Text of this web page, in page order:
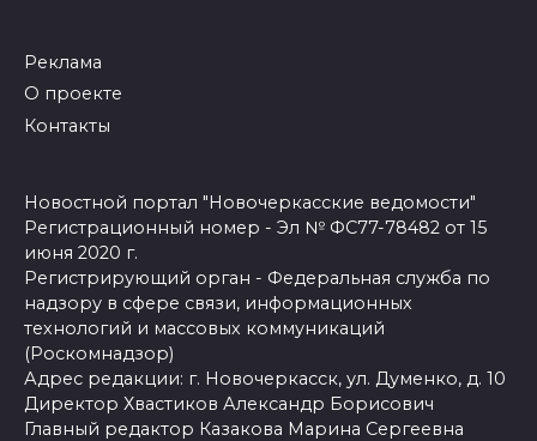
Реклама
О проекте
Контакты
Новостной портал "Новочеркасские ведомости"
Регистрационный номер - Эл № ФС77-78482 от 15
июня 2020 г.
Регистрирующий орган - Федеральная служба по
надзору в сфере связи, информационных
технологий и массовых коммуникаций
(Роскомнадзор)
Адрес редакции: г. Новочеркасск, ул. Думенко, д. 10
Директор Хвастиков Александр Борисович
Главный редактор Казакова Марина Сергеевна